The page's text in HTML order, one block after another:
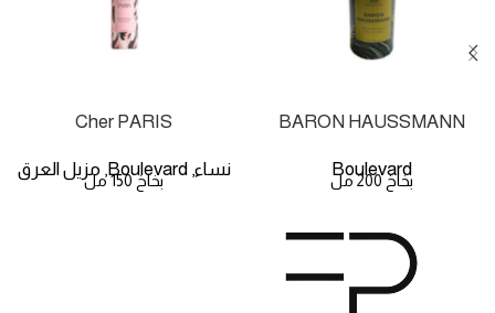
BARON HAUSSMANN
Boulevard
بخاخ 200 مل
Cher PARIS
نساء,
Boulevard
, مزيل العرق
بخاخ 150 مل